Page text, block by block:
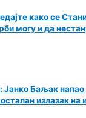
како се
могу и да
Јанко Баљак
излазак